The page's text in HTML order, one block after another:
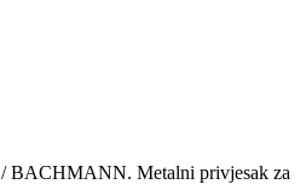
/ BACHMANN. Metalni privjesak za